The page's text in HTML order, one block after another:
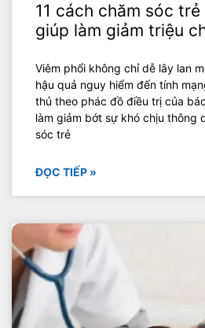
11 cách chăm sóc
giúp làm giảm triệu
Viêm phổi không chỉ dễ lây lan
hậu quả nguy hiểm đến tính
thủ theo phác đồ điều trị của
làm giảm bớt sự khó chịu thông
sóc trẻ
ĐỌC TIẾP »